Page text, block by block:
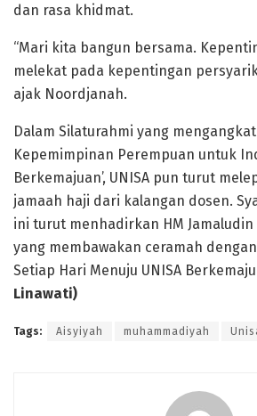
dan rasa khidmat.
“Mari kita bangun bersama.
melekat pada kepentingan
ajak Noordjanah.
Dalam Silaturahmi yang
Kepemimpinan Perempuan untuk
Berkemajuan’, UNISA pun turut
jamaah haji dari kalangan dosen.
ini turut menhadirkan HM Jamaludin
yang membawakan ceramah
Setiap Hari Menuju UNISA
Linawati)
Tags: Aisyiyah muhammadiyah